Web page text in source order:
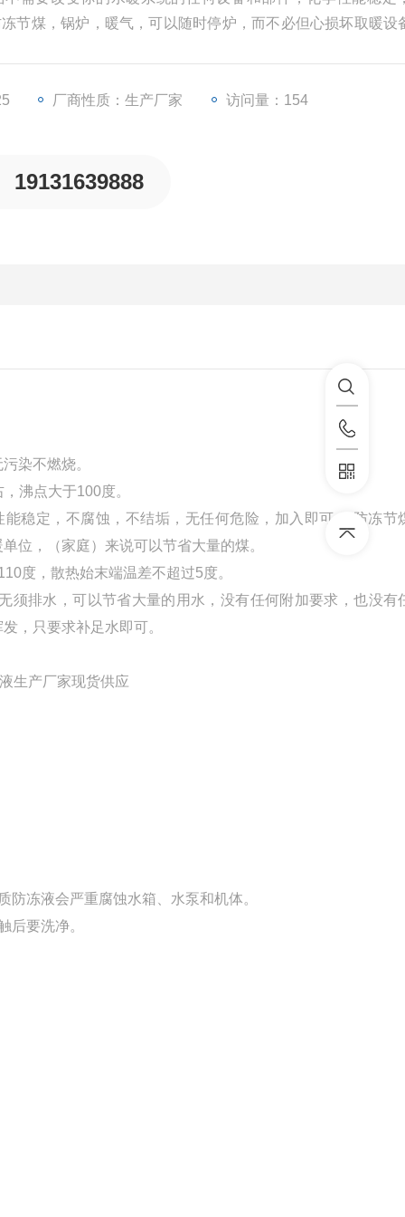
节煤，锅炉，暖气，可以随时停炉，而不必但心损坏取暖设
厂商性质：生产厂家 访问量：154
19131639888
染不燃烧。
沸点大于100度。
稳定，不腐蚀，不结垢，无任何危险，加入即可。 防冻节
位，（家庭）来说可以节省大量的煤。
度，散热始末端温差不超过5度。
须排水，可以节省大量的用水，没有任何附加要求，也没有
，只要求补足水即可。
冻液会严重腐蚀水箱、水泵和机体。
后要洗净。